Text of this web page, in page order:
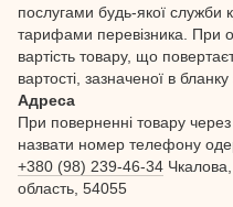
послугами будь-якої служби
тарифами перевізника. При
вартість товару, що
вартості, зазначеної в
Адреса
При поверненні товару
назвати номер телефону
+380 (98) 239-46-34
область, 54055